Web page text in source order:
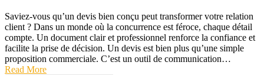
Saviez-vous qu’un devis bien conçu peut transformer votre relation
client ? Dans un monde où la concurrence est féroce, chaque détail
compte. Un document clair et professionnel renforce la confiance et
facilite la prise de décision. Un devis est bien plus qu’une simple
proposition commerciale. C’est un outil de communication…
Read More